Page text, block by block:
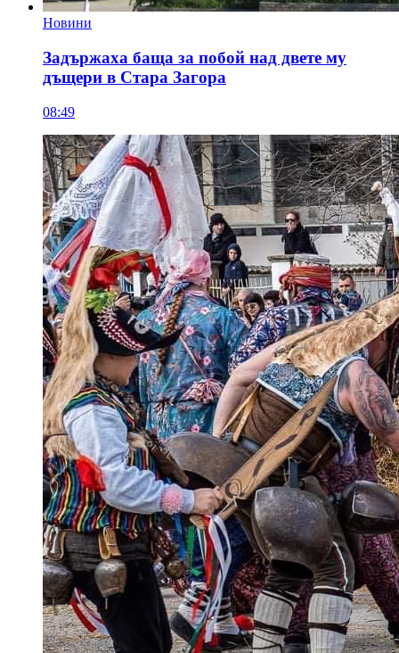
Новини
Задържаха баща за побой над двете му
дъщери в Стара Загора
08:49